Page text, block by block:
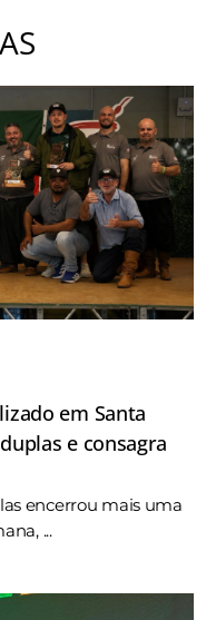
em Santa
e consagra
encerrou mais uma
...